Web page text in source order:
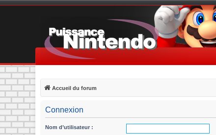
Accueil du forum
Connexion
Nom d’utilisateur :